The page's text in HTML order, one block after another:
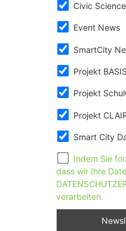
Civic
Event News
SmartCity
Projekt
Projekt
Projekt
Smart City
Indem Sie
dass wir Ihre
verarbeiten.